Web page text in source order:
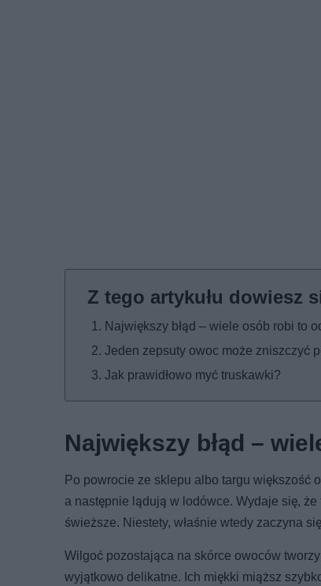
Największy błąd – wiele osób robi to
Jeden zepsuty owoc może zniszczyć
Jak prawidłowo myć truskawki?
Największy błąd –
Po powrocie ze sklepu albo targu większość
a następnie lądują w lodówce. Wydaje się,
świeższe. Niestety, właśnie wtedy zaczyna
Wilgoć pozostająca na skórce owoców
wyjątkowo delikatne. Ich miękki miąższ